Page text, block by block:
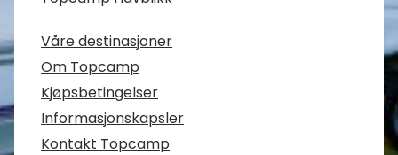
Våre destinasjoner
Om Topcamp
Kjøpsbetingelser
Informasjonskapsler
Kontakt Topcamp